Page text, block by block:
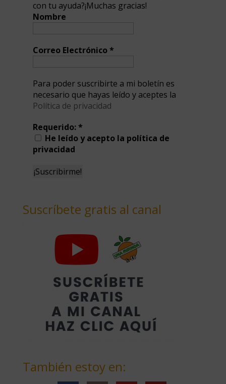
con tu ayuda?¡Muchas gracias!
Nombre
Correo Electrónico*
Para poder suscribirte a mi boletín es
necesario que hayas leído y aceptes la
Política de privacidad
Requerido:*
He leído y acepto la política de
privacidad
Suscríbete gratis al canal
También estoy en: